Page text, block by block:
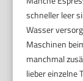
schneller leer
Wasser
Maschinen
manchmal
lieber einzelne